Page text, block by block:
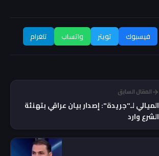
فيسبوك تويتر واتساب تلغرام
المقال السابق
الميالي لـ"جريدة": إصدار بيان عراقي بتهنئة
الشرع وارد